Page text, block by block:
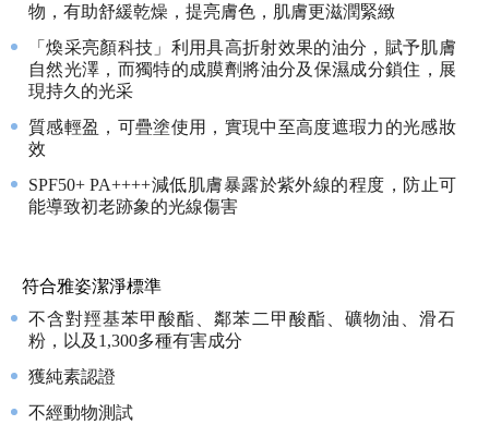
物，有助舒緩乾燥，提亮膚色，肌膚更滋潤緊緻
「煥采亮顏科技」利用具高折射效果的油分，賦予肌膚
自然光澤，而獨特的成膜劑將油分及保濕成分鎖住，展
現持久的光采
質感輕盈，可疊塗使用，實現中至高度遮瑕力的光感妝
效
SPF50+ PA++++減低肌膚暴露於紫外線的程度，防止可
能導致初老跡象的光線傷害
符合雅姿潔淨標準
不含對羥基苯甲酸酯、鄰苯二甲酸酯、礦物油、滑石
粉，以及1,300多種有害成分
獲純素認證
不經動物測試